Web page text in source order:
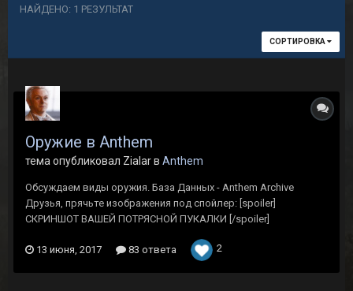
НАЙДЕНО: 1 РЕЗУЛЬТАТ
СОРТИРОВКА
Оружие в Anthem
тема опубликовал Zialar в Anthem
Обсуждаем виды оружия. База Данных - Anthem Archive
Друзья, прячьте изображения под спойлер: [spоiler]
СКРИНШОТ ВАШЕЙ ПОТРЯСНОЙ ПУКАЛКИ [/spоiler]
13 июня, 2017 83 ответа 2